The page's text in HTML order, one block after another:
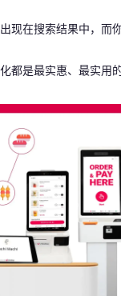
现在搜索结果中，而
都是最实惠、最实用